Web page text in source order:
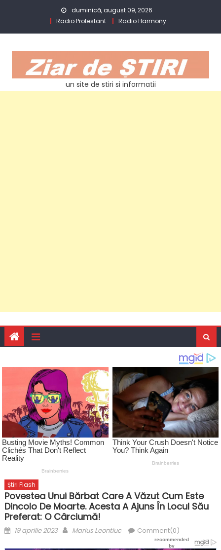
duminică, august 09, 2026
Radio Protestant
Radio Harmony
un site de stiri si informatii
Știri Flash
Povestea Unui Bărbat Care A Văzut Cum Este
Dincolo De Moarte. Acesta A Ajuns În Locul Său
Preferat: O Cârciumă!
Posted
19 aprilie 2023 Author
Marius Leontiuc Comment(0)